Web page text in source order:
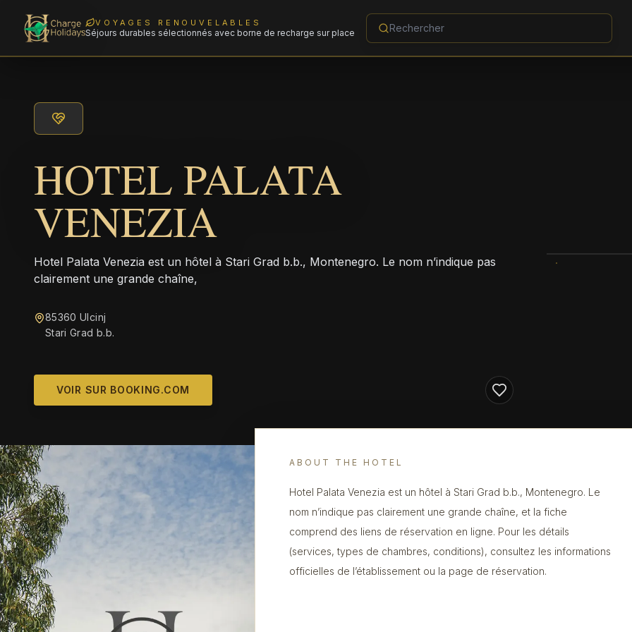
VOYAGES RENOUVELABLES
Séjours durables sélectionnés avec borne de recharge sur place
HOTEL PALATA
VENEZIA
Hotel Palata Venezia est un hôtel à Stari Grad b.b., Montenegro. Le nom n’indique pas
clairement une grande chaîne,
85360 Ulcinj
Stari Grad b.b.
VOIR SUR BOOKING.COM
ABOUT THE HOTEL
Hotel Palata Venezia est un hôtel à Stari Grad b.b., Montenegro. Le
nom n’indique pas clairement une grande chaîne, et la fiche
comprend des liens de réservation en ligne. Pour les détails
(services, types de chambres, conditions), consultez les informations
officielles de l’établissement ou la page de réservation.